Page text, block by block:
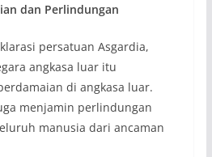
dan Perlindungan
persatuan Asgardia,
angkasa luar itu
di angkasa luar.
menjamin perlindungan
manusia dari ancaman